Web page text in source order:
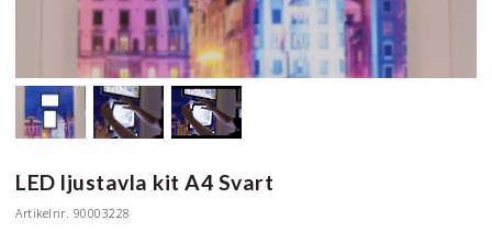
LED ljustavla kit A4 Svart
Artikelnr. 90003228